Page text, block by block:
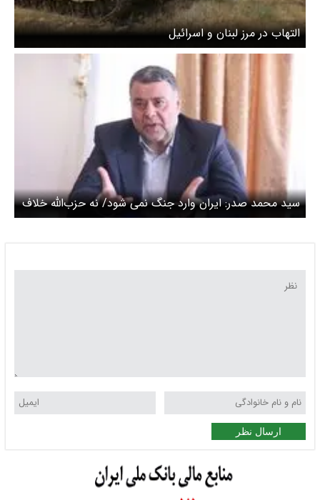
التهاب در مرز لبنان و اسرائیل
سید محمد صدر: ایران وارد جنگ نمی شود/ نه حزب‌الله خلاف
منافع ملی لبنان عمل می‌کند و نه ایران چیزی خلاف مصالح
ارسال نظر